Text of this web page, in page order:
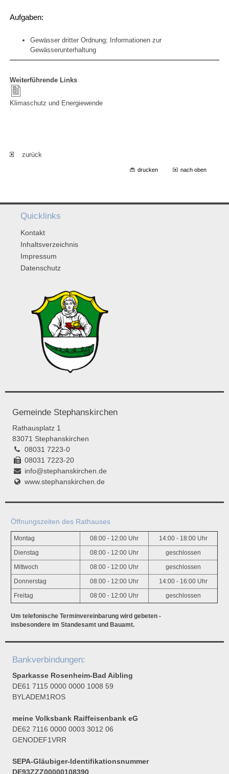
Aufgaben:
Gewässer dritter Ordnung; Informationen zur
Gewässerunterhaltung
Weiterführende Links
Klimaschutz und Energiewende
zurück
drucken nach oben
Quicklinks
Kontakt
Inhaltsverzeichnis
Impressum
Datenschutz
Gemeinde Stephanskirchen
Rathausplatz 1
83071 Stephanskirchen
08031 7223-0
08031 7223-20
info@stephanskirchen.de
www.stephanskirchen.de
Öffnungszeiten des Rathauses
Montag 08:00 - 12:00 Uhr 14:00 - 18:00 Uhr
Dienstag 08:00 - 12:00 Uhr geschlossen
Mittwoch 08:00 - 12:00 Uhr geschlossen
Donnerstag 08:00 - 12:00 Uhr 14:00 - 16:00 Uhr
Freitag 08:00 - 12:00 Uhr geschlossen
Um telefonische Terminvereinbarung wird gebeten -
insbesondere im Standesamt und Bauamt.
Bankverbindungen:
Sparkasse Rosenheim-Bad Aibling
DE61 7115 0000 0000 1008 59
BYLADEM1ROS
meine Volksbank Raiffeisenbank eG
DE62 7116 0000 0003 3012 06
GENODEF1VRR
SEPA-Gläubiger-Identifikationsnummer
DE93ZZZ00000108390